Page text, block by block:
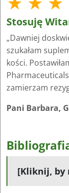
Stosuję
„Dawniej
szukałam
kości.
zamierzam
Pani Barbara,
[Kliknij, by